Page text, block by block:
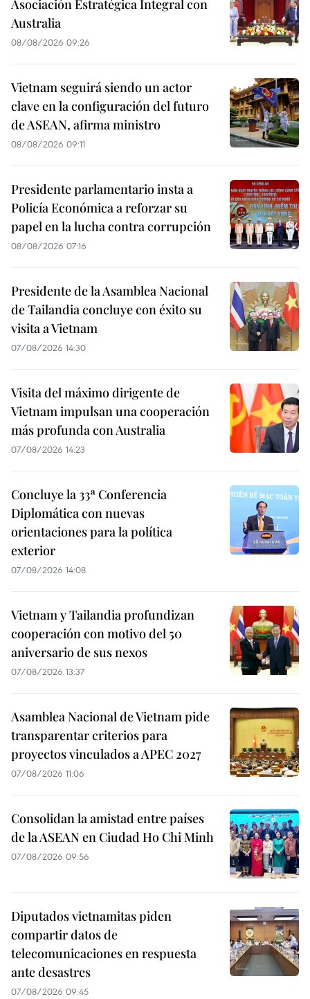
Asociación Estratégica Integral con
Australia
08/08/2026 09:26
Vietnam seguirá siendo un actor
clave en la configuración del futuro
de ASEAN, afirma ministro
08/08/2026 09:11
Presidente parlamentario insta a
Policía Económica a reforzar su
papel en la lucha contra corrupción
08/08/2026 07:16
Presidente de la Asamblea Nacional
de Tailandia concluye con éxito su
visita a Vietnam
07/08/2026 14:30
Visita del máximo dirigente de
Vietnam impulsan una cooperación
más profunda con Australia
07/08/2026 14:23
Concluye la 33ª Conferencia
Diplomática con nuevas
orientaciones para la política
exterior
07/08/2026 14:08
Vietnam y Tailandia profundizan
cooperación con motivo del 50
aniversario de sus nexos
07/08/2026 13:37
Asamblea Nacional de Vietnam pide
transparentar criterios para
proyectos vinculados a APEC 2027
07/08/2026 11:06
Consolidan la amistad entre países
de la ASEAN en Ciudad Ho Chi Minh
07/08/2026 09:56
Diputados vietnamitas piden
compartir datos de
telecomunicaciones en respuesta
ante desastres
07/08/2026 09:45